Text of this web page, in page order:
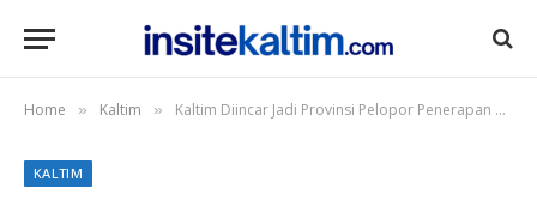
Home » Kaltim » Kaltim Diincar Jadi Provinsi Pelopor Penerapan Manajemen Talenta ASN Secara Penuh
KALTIM